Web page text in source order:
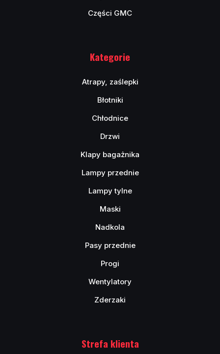
Części GMC
Kategorie
Atrapy, zaślepki
Błotniki
Chłodnice
Drzwi
Klapy bagażnika
Lampy przednie
Lampy tylne
Maski
Nadkola
Pasy przednie
Progi
Wentylatory
Zderzaki
Strefa klienta